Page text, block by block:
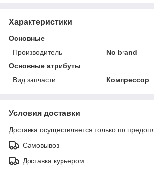
Характеристики
Основные
Производитель
No brand
Основные атрибуты
Вид запчасти
Компрессор
Условия доставки
Доставка осуществляется только по
Самовывоз
Доставка курьером